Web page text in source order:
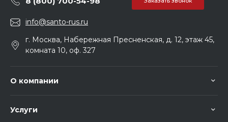
info@santo-rus.ru
г. Москва, Набережная Пресненская, д. 12, этаж 45,
комната 10, оф. 327
О компании
Услуги